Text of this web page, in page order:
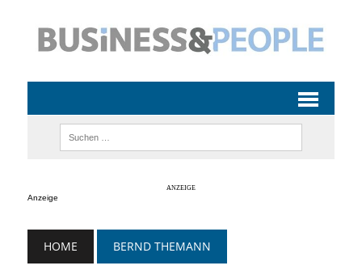
Anzeige
HOME BERND THEMANN